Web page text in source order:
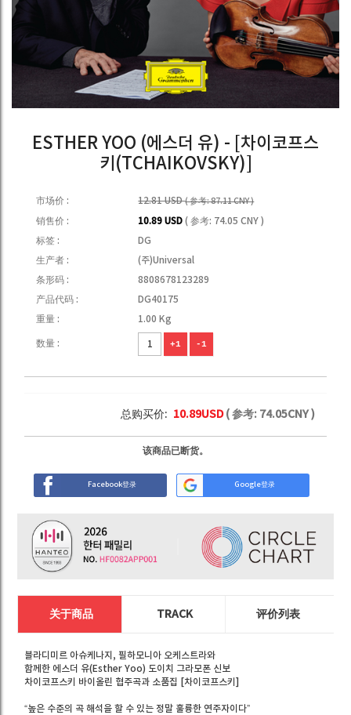
ESTHER YOO (에스더 유) - [차이코프스
키(TCHAIKOVSKY)]
市场价 : 12.81 USD( 参考: 87.11 CNY )
销售价 : 10.89 USD( 参考: 74.05 CNY )
标签 :
DG
生产者 :
(주)Universal
条形码 :
8808678123289
产品代码 :
DG40175
重量 :
1.00 Kg
数量 : +1 -1
总购买价: 10.89USD( 参考: 74.05CNY )
该商品已断货。
Facebook登录 Google登录
关于商品 TRACK 评价列表
블라디미르 아슈케나지, 필하모니아 오케스트라와
함께한 에스더 유(Esther Yoo) 도이치 그라모폰 신보
차이코프스키 바이올린 협주곡과 소품집 [차이코프스키]
“높은 수준의 곡 해석을 할 수 있는 정말 훌륭한 연주자이다”